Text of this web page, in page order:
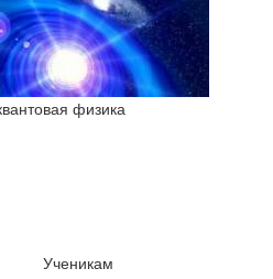
физика
Ученикам